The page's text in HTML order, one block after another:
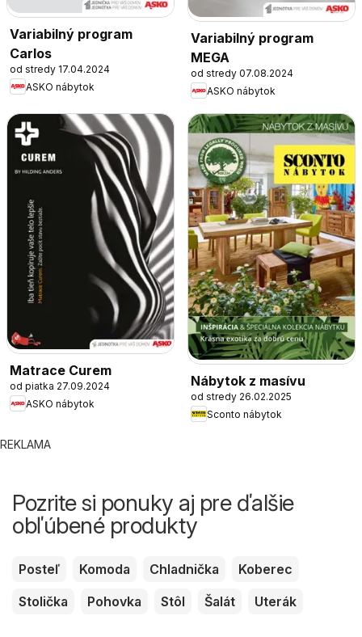
Variabilný program
Carlos
od stredy 17.04.2024
ASKO nábytok
Variabilný program
MEGA
od stredy 07.08.2024
ASKO nábytok
Matrace Curem
od piatka 27.09.2024
ASKO nábytok
Nábytok z masívu
od stredy 26.02.2025
Sconto nábytok
REKLAMA
Pozrite si ponuky aj pre ďalšie
obľúbené produkty
Posteľ Komoda Chladnička
Koberec
Stolička
Pohovka Stôl Šalát Uterák